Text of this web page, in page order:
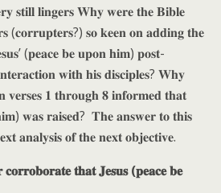
𝐬𝐭𝐢𝐥𝐥 𝐥𝐢𝐧𝐠𝐞𝐫𝐬 𝐖𝐡𝐲 𝐰𝐞𝐫𝐞 𝐭𝐡𝐞 𝐁𝐢𝐛𝐥𝐞
(𝐜𝐨𝐫𝐫𝐮𝐩𝐭𝐞𝐫𝐬?) 𝐬𝐨 𝐤𝐞𝐞𝐧 𝐨𝐧 𝐚𝐝𝐝𝐢𝐧𝐠 𝐭𝐡𝐞
(𝐩𝐞𝐚𝐜𝐞 𝐛𝐞 𝐮𝐩𝐨𝐧 𝐡𝐢𝐦) 𝐩𝐨𝐬𝐭-
𝐰𝐢𝐭𝐡 𝐡𝐢𝐬 𝐝𝐢𝐬𝐜𝐢𝐩𝐥𝐞𝐬? 𝐖𝐡𝐲
𝟏 𝐭𝐡𝐫𝐨𝐮𝐠𝐡 𝟖 𝐢𝐧𝐟𝐨𝐫𝐦𝐞𝐝 𝐭𝐡𝐚𝐭
𝐰𝐚𝐬 𝐫𝐚𝐢𝐬𝐞𝐝? 𝐓𝐡𝐞 𝐚𝐧𝐬𝐰𝐞𝐫 𝐭𝐨 𝐭𝐡𝐢𝐬
𝐚𝐧𝐚𝐥𝐲𝐬𝐢𝐬 𝐨𝐟 𝐭𝐡𝐞 𝐧𝐞𝐱𝐭 𝐨𝐛𝐣𝐞𝐜𝐭𝐢𝐯𝐞.
𝐭𝐡𝐚𝐭 𝐉𝐞𝐬𝐮𝐬 (𝐩𝐞𝐚𝐜𝐞 𝐛𝐞